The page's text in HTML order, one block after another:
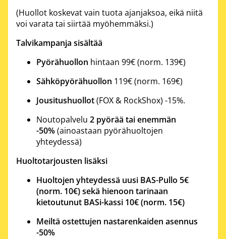
(Huollot koskevat vain tuota ajanjaksoa, eikä niitä
voi varata tai siirtää myöhemmäksi.)
Talvikampanja sisältää
Pyörähuollon hintaan 99€ (norm. 139€)
Sähköpyörähuollon 119€ (norm. 169€)
Jousitushuollot(FOX & RockShox) -15%.
Noutopalvelu 2 pyörää tai enemmän
-50%(ainoastaan pyörähuoltojen
yhteydessä)
Huoltotarjousten lisäksi
Huoltojen yhteydessä uusi BAS-Pullo 5€
(norm. 10€) sekä hienoon tarinaan
kietoutunut BASi-kassi 10€ (norm. 15€)
Meiltä ostettujen nastarenkaiden asennus
-50%